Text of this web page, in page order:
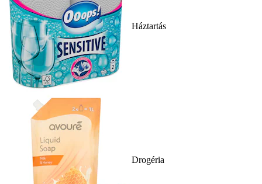
Háztartás
Drogéria